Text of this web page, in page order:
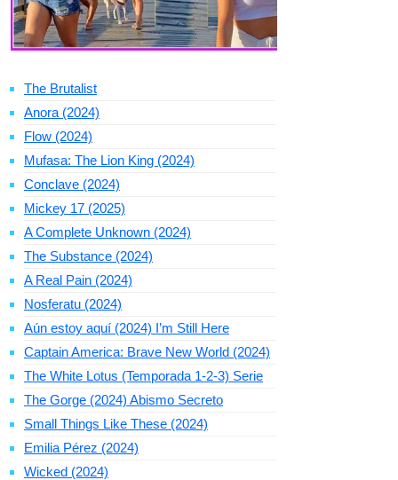
The Brutalist
Anora (2024)
Flow (2024)
Mufasa: The Lion King (2024)
Conclave (2024)
Mickey 17 (2025)
A Complete Unknown (2024)
The Substance (2024)
A Real Pain (2024)
Nosferatu (2024)
Aún estoy aquí (2024) I’m Still Here
Captain America: Brave New World (2024)
The White Lotus (Temporada 1-2-3) Serie
The Gorge (2024) Abismo Secreto
Small Things Like These (2024)
Emilia Pérez (2024)
Wicked (2024)